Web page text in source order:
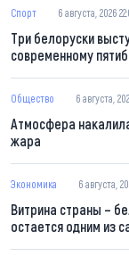
Спорт 6 августа, 2026
Три белоруски
современному
Общество 6 августа,
Атмосфера
жара
Экономика 6 августа,
Витрина страны –
остается одним из